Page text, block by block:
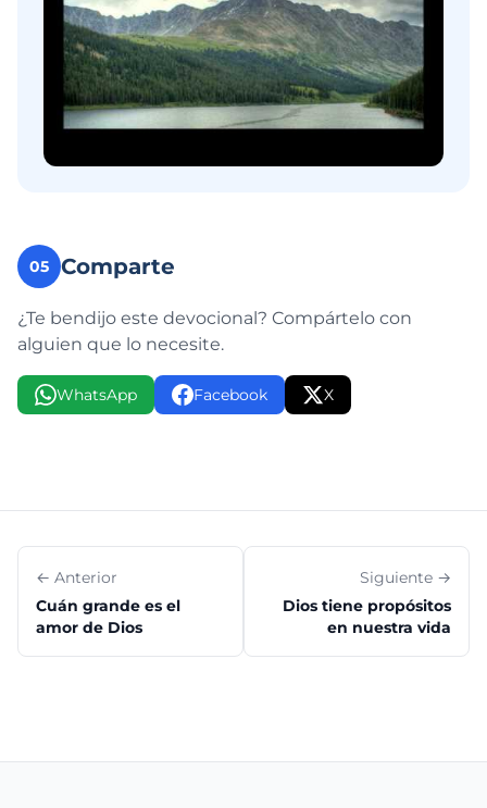
05 Comparte
¿Te bendijo este devocional? Compártelo con
alguien que lo necesite.
WhatsApp Facebook X
← Anterior
Cuán grande es el
amor de Dios
Siguiente →
Dios tiene propósitos
en nuestra vida